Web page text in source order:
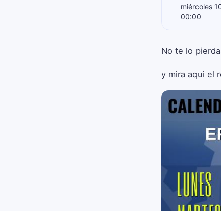
miércoles
00:00
No te lo
y mira aqui el